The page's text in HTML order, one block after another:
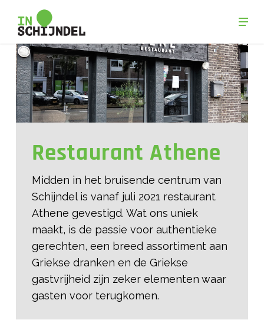
content
Restaurant Athene
Midden in het bruisende centrum van
Schijndel is vanaf juli 2021 restaurant
Athene gevestigd. Wat ons uniek
maakt, is de passie voor authentieke
gerechten, een breed assortiment aan
Griekse dranken en de Griekse
gastvrijheid zijn zeker elementen waar
gasten voor terugkomen.
Menu